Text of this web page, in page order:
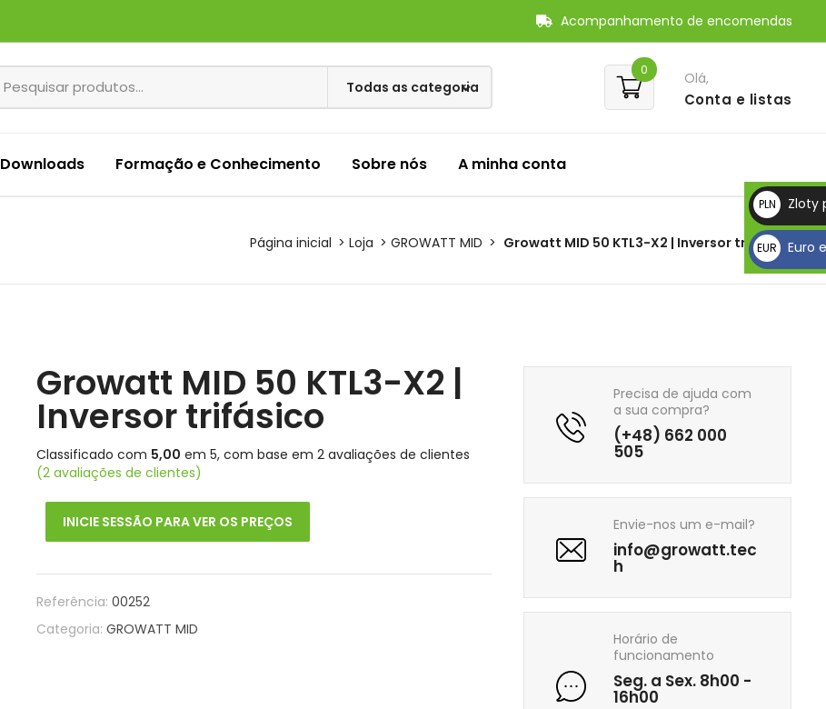
Acompanhamento de encomendas
0 Olá,
Conta e listas
Downloads Formação e Conhecimento Sobre nós A minha conta
Página inicial Loja GROWATT MID Growatt MID 50 KTL3-X2 | Inversor trifásico
Growatt MID 50 KTL3-X2 |
Inversor trifásico
Classificado com 5,00 em 5, com base em2 avaliações de clientes
(2 avaliações de clientes)
INICIE SESSÃO PARA VER OS PREÇOS
Referência:00252
Categoria:GROWATT MID
Precisa de ajuda com
a sua compra?
(+48) 662 000
505
Envie-nos um e-mail?
info@growatt.tec
h
Horário de
funcionamento
Seg. a Sex. 8h00 -
16h00
PLN
zł
Zloty
EUR
€
Euro